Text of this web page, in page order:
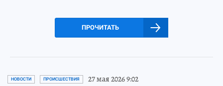
ПРОЧИТАТЬ
НОВОСТИ ПРОИСШЕСТВИЯ 27 мая 2026 9:02